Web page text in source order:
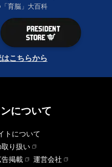
育脳」大百科
こちらから
について
トについて
り扱い
告掲載
運営会社